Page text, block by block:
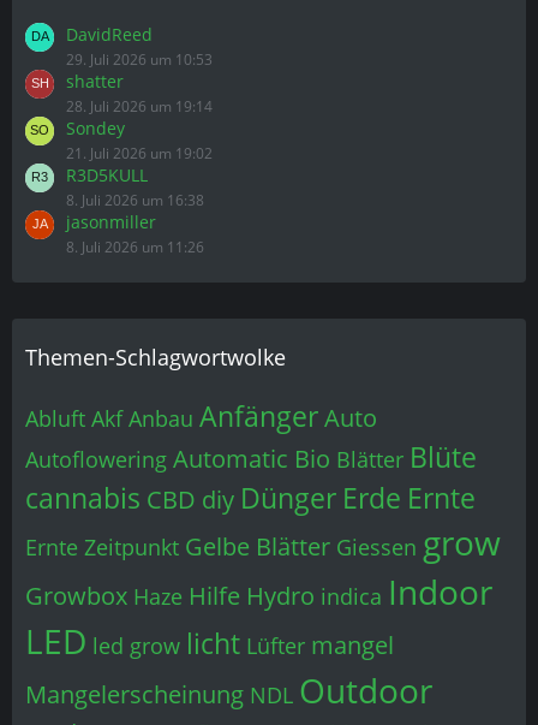
DavidReed
29. Juli 2026 um 10:53
shatter
28. Juli 2026 um 19:14
Sondey
21. Juli 2026 um 19:02
R3D5KULL
8. Juli 2026 um 16:38
jasonmiller
8. Juli 2026 um 11:26
Themen-Schlagwortwolke
Abluft Akf Anbau AnfängerAuto
Autoflowering Automatic Bio Blätter Blüte
cannabis CBD diy Dünger Erde Ernte
Ernte Zeitpunkt Gelbe Blätter Giessen grow
Growbox Haze Hilfe Hydro indica Indoor
LED led grow licht Lüfter mangel
Mangelerscheinung NDL Outdoor